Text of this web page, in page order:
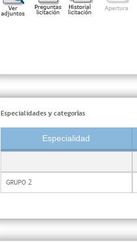
Especialidades y categorías
Especialidad
GRUPO 2